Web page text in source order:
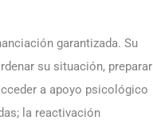
garantizada. Su
su situación, preparar
a apoyo psicológico
la reactivación